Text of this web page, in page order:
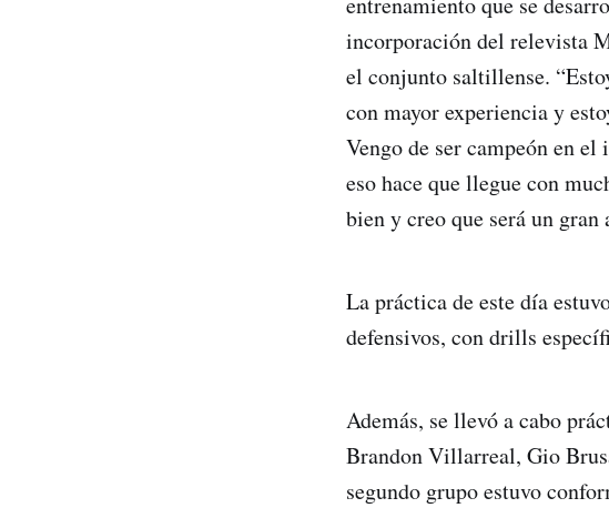
incorporación del relevista
el conjunto saltillense.
con mayor experiencia y
Vengo de ser campeón en
eso hace que llegue con
bien y creo que será un gran
La práctica de este día
defensivos, con drills
Además, se llevó a cabo
Brandon Villarreal, Gio
segundo grupo estuvo